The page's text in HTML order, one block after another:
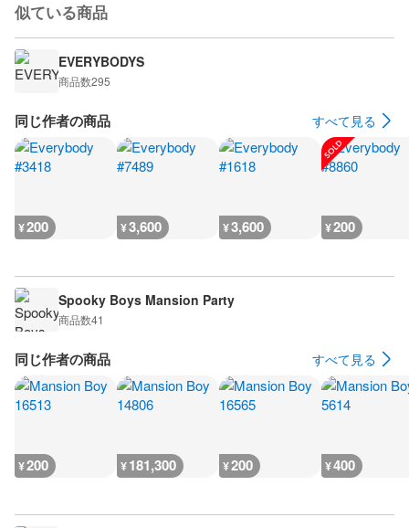
似ている商品
EVERYBODYS
商品数295
同じ作者の商品 すべて見る
¥200 ¥3,600 ¥3,600 ¥200
Spooky Boys Mansion Party
商品数41
同じ作者の商品 すべて見る
¥200 ¥181,300 ¥200 ¥400